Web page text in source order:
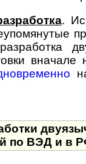
.
по ВЭД и в